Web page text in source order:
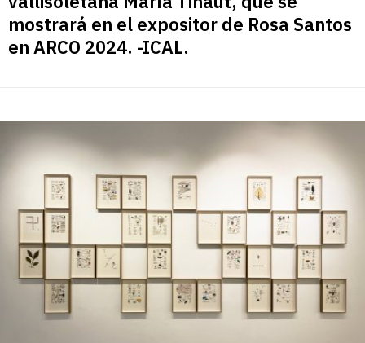
mostrará en el expositor de Rosa Santos
en ARCO 2024. -ICAL.